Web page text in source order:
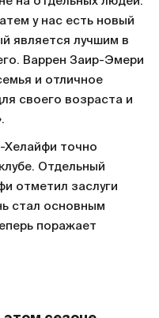
у нас есть новый
является лучшим в
Варрен Заир-Эмери
и отличное
своего возраста и
Хелайфи точно
Отдельный
отметил заслуги
стал основным
поражает